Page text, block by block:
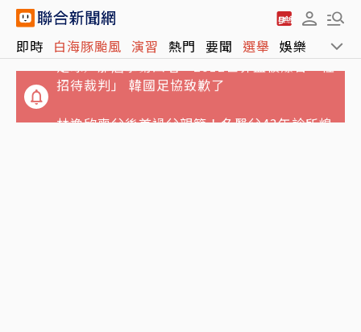
即時 白海豚颱風 演習 熱門 要聞 選舉 娛樂 運動
招待裁判」 韓國足協致歉了
林逸欣喪父後首過父親節！名醫父43年診所熄